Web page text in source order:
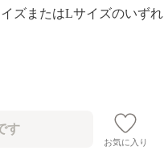
ズまたはLサイズのいずれ
お気に入り